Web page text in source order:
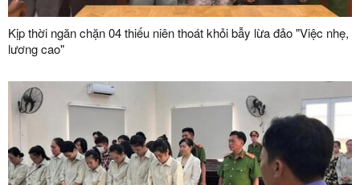
Kịp thời ngăn chặn 04 thiếu niên thoát khỏi bẫy lừa đảo "Việc nhẹ,
lương cao"